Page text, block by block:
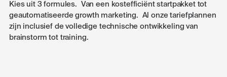
Kies uit 3 formules. Van een kostefficiënt startpakket tot
geautomatiseerde growth marketing. Al onze tariefplannen
zijn inclusief de volledige technische ontwikkeling van
brainstorm tot training.